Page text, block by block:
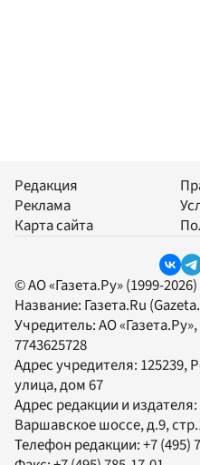
Редакция
Реклама
Карта сайта
© АО «Газета.Ру» (1999-
Название: Газета.Ru
Учредитель:АО «Газета.Ру»
7743625728
Адрес учредителя: 125239,
улица, дом 67
Адрес редакции и издателя:
Варшавское шоссе, д.9,
Телефон редакции:+7 (495)